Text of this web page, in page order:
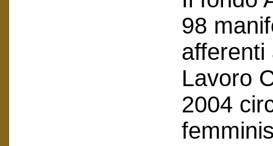
98
afferenti
Lavoro
2004